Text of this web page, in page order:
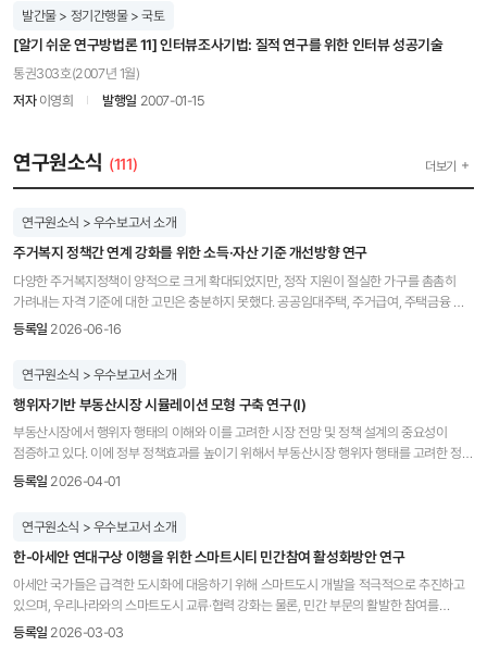
발간물 > 정기간행물 > 국토
[알기 쉬운 연구방법론 11] 인터뷰조사기법: 질적 연구를 위한 인터뷰 성공기술
통권303호(2007년 1월)
저자이영희 발행일 2007-01-15
연구원소식 (111) 더보기
연구원소식 > 우수보고서 소개
주거복지 정책간 연계 강화를 위한 소득·자산 기준 개선방향 연구
다양한 주거복지정책이 양적으로 크게 확대되었지만, 정작 지원이 절실한 가구를 촘촘히
가려내는 자격 기준에 대한 고민은 충분하지 못했다. 공공임대주택, 주거급여, 주택금융 등
정책마다 소득·자산 기준이 제각각이어서 수요자의 혼선을 키운다는 지적도 끊이지 않았다.
추적하고, 여러 실증 데이터와 해외 사례를 통해 누구에게, 어떤 기준으로 주거복지 자격을
부여하는 것이 합리적인지를 종합적으로 진단한다. KRIHS: 이 연구를 수행하게 된
동기는? 이길제: 2016년부터 다양한 주거복지정책을 연구해 왔는데, 각각의 소득·자산
기준이 어떤 논리로 형성된 것인지, 왜 개별 정책마다 소득이나 자산의 기준선을 설정하는
부분들에 대해서 참고할 만한 연구가 거의 없었다. 그래서 어떤 대상에게 자격을 주는 것이
특성에 부합하는 촘촘한 주거지원 체계를 모색하고자 연구를 시작했다. KRIHS: 이 연구의
의미는 무엇인가? 이길제: 주거복지 분야에서 그동안 깊이 다루어지지 않았던 복지 할당
원리와 재산조사(means-test)를 체계적으로 분석한 선도적 연구다. 새로운 정책을 도입할
때 가구의 경제적 자원 수준에 따라 자격을 판단할 수 있는 명확한 준거를 마련한 것이다.
정책 간 일관성 부족 문제를 짚고 수요자의 혼선을 줄이도록 제도적 연계를 강화하는 방향을
제안했으며, 가구 규모별 소득 세분화, 자산조사 범위의 순자산 확대, 기준중위소득 활용 등
등록일 2026-06-16
연구원소식 > 우수보고서 소개
행위자기반 부동산시장 시뮬레이션 모형 구축 연구(I)
부동산시장에서 행위자 행태의 이해와 이를 고려한 시장 전망 및 정책 설계의 중요성이
점증하고 있다. 이에 정부 정책효과를 높이기 위해서 부동산시장 행위자 행태를 고려한 정책
수립을 중요한 과제로 인식하고 있다. 전성제 연구위원이 수행한 ｢행위자기반 부동산시장
수행하게 된 동기는? 전성제: 2023년에 주택가격 상승기 부동산시장 참여자들의 정책 대응
행태를 인터뷰와 참여관찰 등 질적 연구방법론에 기반하여 수행하였다. 그 과제를
수행하면서 알게 된 시장참여자 행태를 기반으로 행위자기반 모형을 구축한다면 보다
효과적이고 부작용이 적은 정책 수립을 위한 도구로 잘 활용할 수 있겠다는 생각이 들었다.
이에 실제 현장에서 나타난 부동산시장 참여자들의 행태를 반영하여 부동산시장 정책
실험을 할 수 있는 행위자기반 모형을 구축하고, 이를 바탕으로 정책적 시사점을 도출하고자
등록일 2026-04-01
연구원소식 > 우수보고서 소개
한-아세안 연대구상 이행을 위한 스마트시티 민간참여 활성화방안 연구
아세안 국가들은 급격한 도시화에 대응하기 위해 스마트도시 개발을 적극적으로 추진하고
있으며, 우리나라와의 스마트도시 교류·협력 강화는 물론, 민간 부문의 활발한 참여를
기대하고 있다. 방설아 부연구위원이 수행한 ｢아세안 스마트시티 민간참여 활성화 방안
등록일 2026-03-03